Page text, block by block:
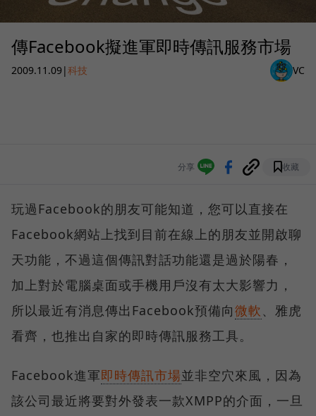
傳Facebook擬進軍即時傳訊服務市場
2009.11.09|科技 VC
分享 收藏
玩過Facebook的朋友可能知道，您可以直接在
Facebook網站上找到目前在線上的朋友並開啟聊
天功能，不過這個傳訊對話功能還是過於陽春，
加上對於電腦桌面或手機用戶沒有太大影響力，
所以最近有消息傳出Facebook預備向微軟 、雅虎
看齊，也推出自家的即時傳訊服務工具。
Facebook進軍即時傳訊市場並非空穴來風，因為
該公司最近將要對外發表一款XMPP的介面，一旦